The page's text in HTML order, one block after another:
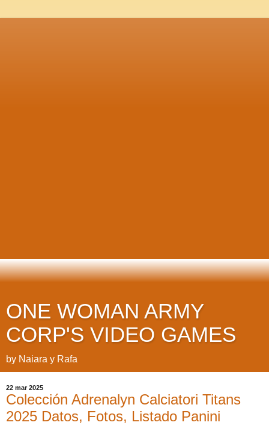
ONE WOMAN ARMY
CORP'S VIDEO GAMES
by Naiara y Rafa
22 mar 2025
Colección Adrenalyn Calciatori Titans
2025 Datos, Fotos, Listado Panini